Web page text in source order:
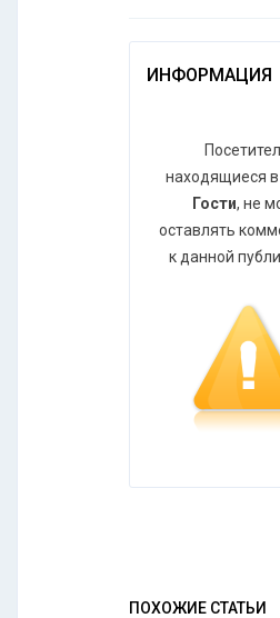
ИНФОРМАЦИЯ
находящиеся в
Гости, не
оставлять
к данной
ПОХОЖИЕ СТАТЬИ